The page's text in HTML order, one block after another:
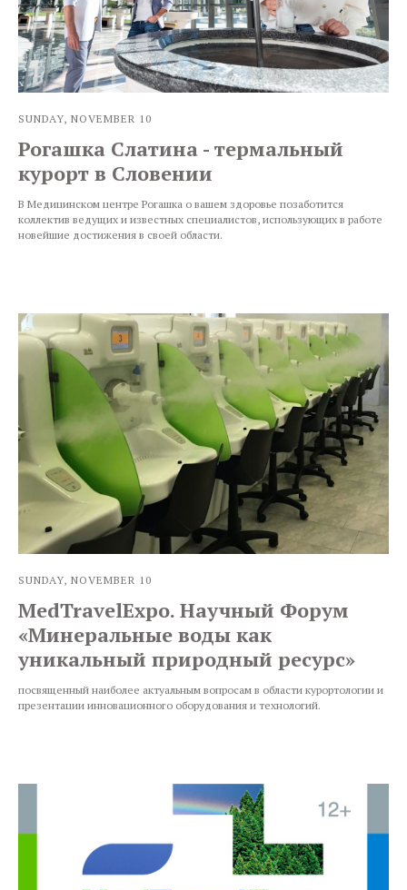
SUNDAY, NOVEMBER 10
Рогашка Слатина - термальный
курорт в Словении
В Медицинском центре Рогашка о вашем здоровье позаботится
коллектив ведущих и известных специалистов, использующих в работе
новейшие достижения в своей области.
SUNDAY, NOVEMBER 10
MedTravelExpo. Научный Форум
«Минеральные воды как
уникальный природный ресурс»
посвященный наиболее актуальным вопросам в области курортологии и
презентации инновационного оборудования и технологий.